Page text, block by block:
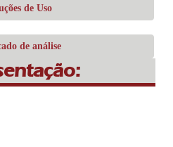
de Uso
de análise